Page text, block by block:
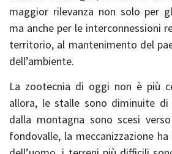
maggior rilevanza non solo per
ma anche per le interconnessioni
territorio, al mantenimento del
dell’ambiente.
La zootecnia di oggi non è più
allora, le stalle sono diminuite
dalla montagna sono scesi
fondovalle, la meccanizzazione